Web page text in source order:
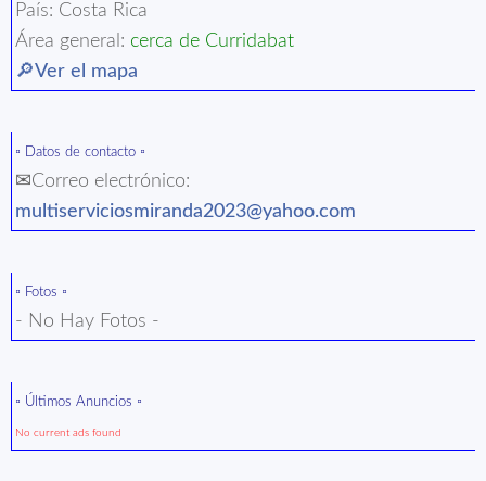
País: Costa Rica
Área general: cerca de Curridabat
🔎Ver el mapa
▫️ Datos de contacto ▫️
✉Correo electrónico:
multiserviciosmiranda2023@yahoo.com
▫️ Fotos ▫️
- No Hay Fotos -
▫️ Últimos Anuncios ▫️
No current ads found